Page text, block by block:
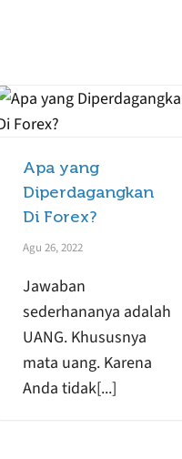
Apa yang
Diperdagangkan
Di Forex?
Agu 26, 2022
Jawaban
sederhananya adalah
UANG. Khususnya
mata uang. Karena
Anda tidak[...]